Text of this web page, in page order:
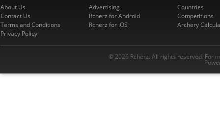
About Us
Contact Us
Terms and Conditions
Privacy Policy
Advertising
Rcherz for Android
Rcherz for iOS
Countries
Competitions
Archery
© 2026 Rcherz. All rights reserved. For